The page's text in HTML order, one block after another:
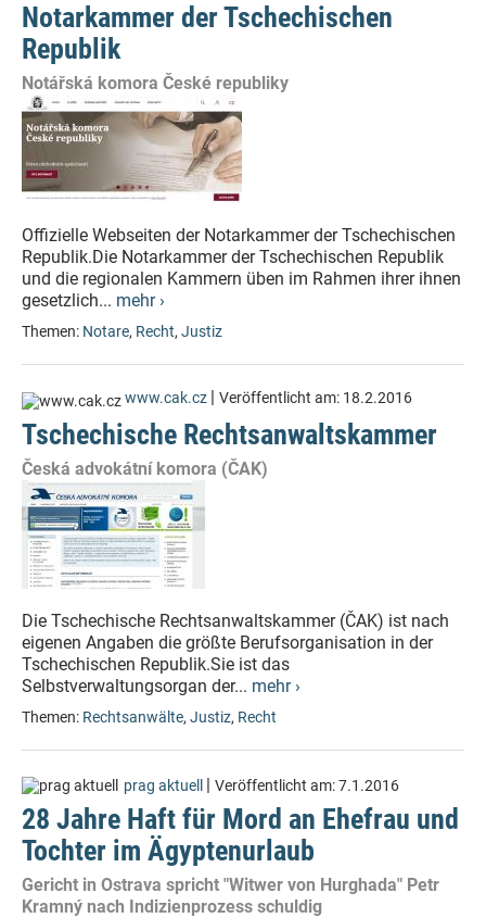
Notarkammer der Tschechischen
Republik
Notářská komora České republiky
Offizielle Webseiten der Notarkammer der Tschechischen
Republik.Die Notarkammer der Tschechischen Republik
und die regionalen Kammern üben im Rahmen ihrer ihnen
gesetzlich... mehr ›
Themen: Notare, Recht, Justiz
www.cak.cz | Veröffentlicht am: 18.2.2016
Tschechische Rechtsanwaltskammer
Česká advokátní komora (ČAK)
Die Tschechische Rechtsanwaltskammer (ČAK) ist nach
eigenen Angaben die größte Berufsorganisation in der
Tschechischen Republik.Sie ist das
Selbstverwaltungsorgan der... mehr ›
Themen: Rechtsanwälte, Justiz, Recht
prag aktuell | Veröffentlicht am:7.1.2016
28 Jahre Haft für Mord an Ehefrau und
Tochter im Ägyptenurlaub
Gericht in Ostrava spricht "Witwer von Hurghada" Petr
Kramný nach Indizienprozess schuldig